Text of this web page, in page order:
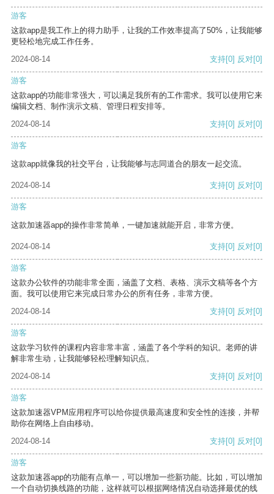
游客
这款app是我工作上的得力助手，让我的工作效率提高了50%，让我能够
更轻松地完成工作任务。
2024-08-14
支持[0] 反对[0]
游客
这款app的功能非常强大，可以满足我所有的工作需求。我可以使用它来
编辑文档、制作演示文稿、管理日程安排等。
2024-08-14
支持[0] 反对[0]
游客
这款app就像我的社交平台，让我能够与志同道合的朋友一起交流。
2024-08-14 支持[0] 反对[0]
游客
这款加速器app的操作非常简单，一键加速就能开启，非常方便。
2024-08-14 支持[0] 反对[0]
游客
这款办公软件的功能非常全面，涵盖了文档、表格、演示文稿等各个方
面。我可以使用它来完成日常办公的所有任务，非常方便。
2024-08-14
支持[0] 反对[0]
游客
这款学习软件的课程内容非常丰富，涵盖了各个学科的知识。老师的讲
解非常生动，让我能够轻松理解知识点。
2024-08-14
支持[0] 反对[0]
游客
这款加速器VPM应用程序可以给你提供最高速度和安全性的连接，并帮
助你在网络上自由移动。
2024-08-14
支持[0] 反对[0]
游客
这款加速器app的功能有点单一，可以增加一些新功能。比如，可以增加
一个自动切换线路的功能，这样就可以根据网络情况自动选择最优的线